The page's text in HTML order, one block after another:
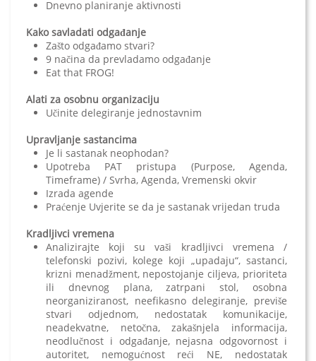
Dnevno planiranje aktivnosti
Kako savladati odgađanje
Zašto odgađamo stvari?
9 načina da prevladamo odgađanje
Eat that FROG!
Alati za osobnu organizaciju
Učinite delegiranje jednostavnim
Upravljanje sastancima
Je li sastanak neophodan?
Upotreba PAT pristupa (Purpose, Agenda,
Timeframe) / Svrha, Agenda, Vremenski okvir
Izrada agende
Praćenje Uvjerite se da je sastanak vrijedan truda
Kradljivci vremena
Analizirajte koji su vaši kradljivci vremena /
telefonski pozivi, kolege koji „upadaju“, sastanci,
krizni menadžment, nepostojanje ciljeva, prioriteta
ili dnevnog plana, zatrpani stol, osobna
neorganiziranost, neefikasno delegiranje, previše
stvari odjednom, nedostatak komunikacije,
neadekvatne, netočna, zakašnjela informacija,
neodlučnost i odgađanje, nejasna odgovornost i
autoritet, nemogućnost reći NE, nedostatak